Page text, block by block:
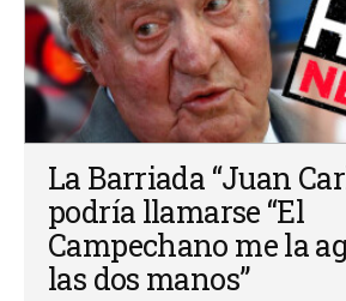
La Barriada “Juan
podría llamarse “El
Campechano me la
las dos manos”